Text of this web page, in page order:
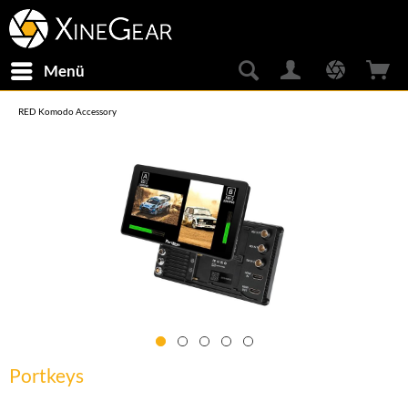
Menü
RED Komodo Accessory
Portkeys